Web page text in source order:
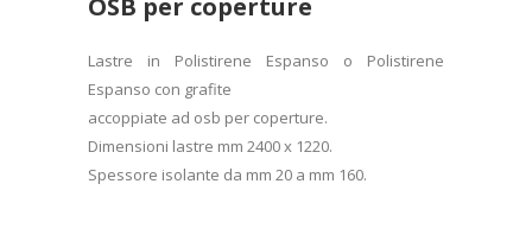
OSB per coperture
Lastre in Polistirene Espanso o Polistirene
Espanso con grafite
accoppiate ad osb per coperture.
Dimensioni lastre mm 2400 x 1220.
Spessore isolante da mm 20 a mm 160.